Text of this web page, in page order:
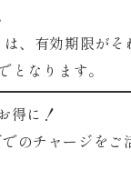
、有効期限がそ
となります。
得に！
のチャージをご